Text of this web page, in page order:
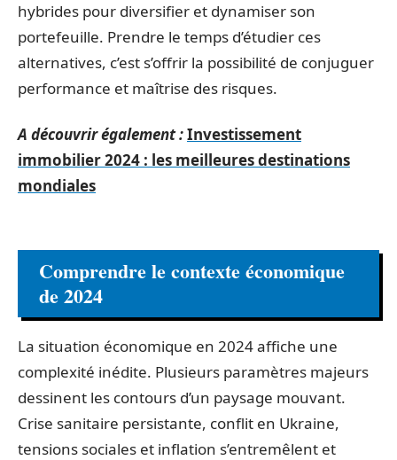
hybrides pour diversifier et dynamiser son
portefeuille. Prendre le temps d’étudier ces
alternatives, c’est s’offrir la possibilité de conjuguer
performance et maîtrise des risques.
A découvrir également :Investissement
immobilier 2024 : les meilleures destinations
mondiales
Comprendre le contexte économique
de 2024
La situation économique en 2024 affiche une
complexité inédite. Plusieurs paramètres majeurs
dessinent les contours d’un paysage mouvant.
Crise sanitaire persistante, conflit en Ukraine,
tensions sociales et inflation s’entremêlent et